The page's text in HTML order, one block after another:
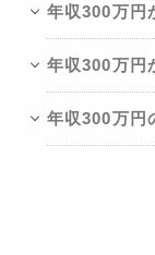
年収300万円
年収300万円
年収300万円